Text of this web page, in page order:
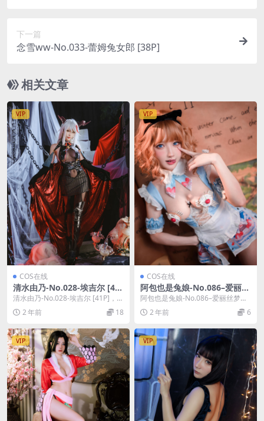
下一篇
念雪ww-No.033-蕾姆兔女郎 [38P]
相关文章
VIP
COS在线
清水由乃-No.028-埃吉尔 [41
P]
清水由乃-No.028-埃吉尔 [41P]，清
水由乃在线作品导航：清水由乃套
图合...2 年前 18
VIP
COS在线
阿包也是兔娘-No.086–爱丽丝
梦游仙境 [40P]
阿包也是兔娘-No.086–爱丽丝梦游
仙境 [40P]，阿包也是兔娘在线作品
导航...2 年前 6
VIP VIP